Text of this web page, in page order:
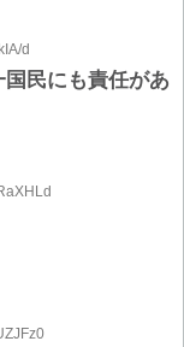
d
民にも責任があ